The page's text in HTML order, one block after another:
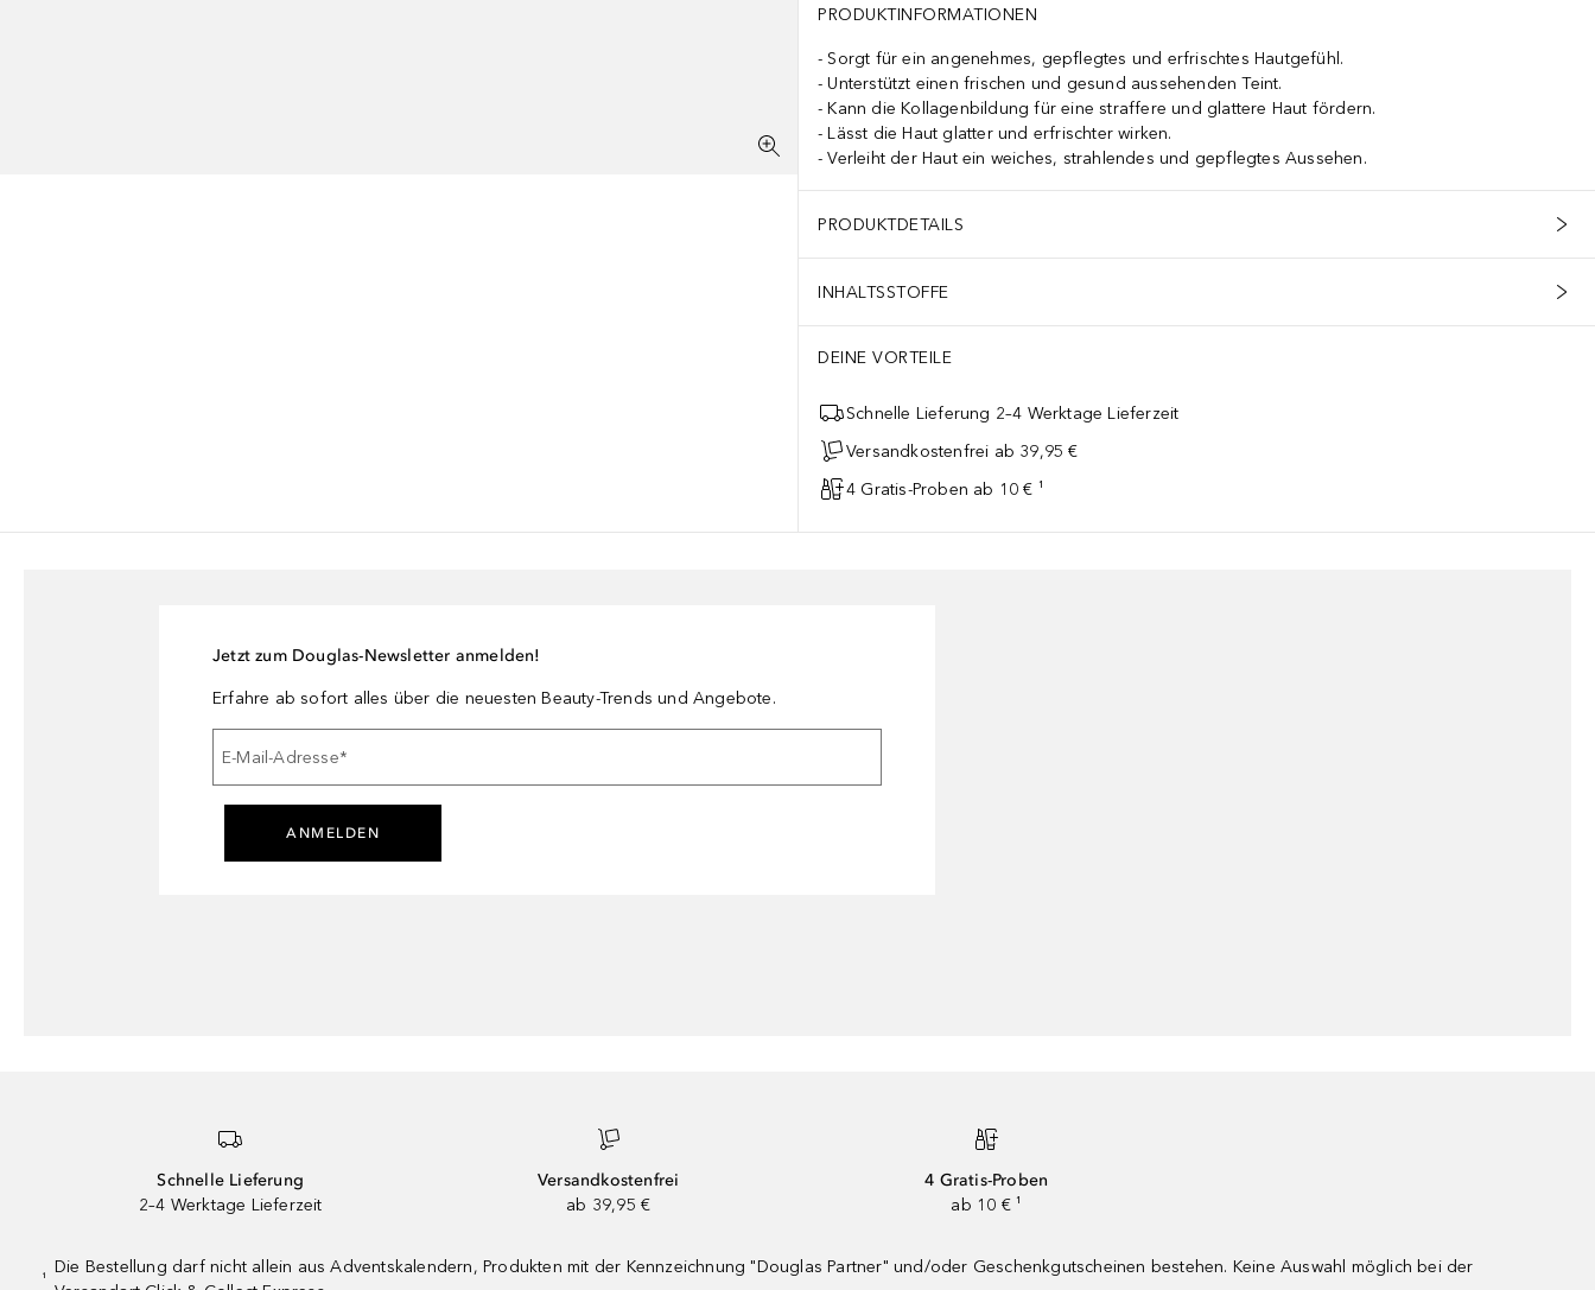
PRODUKTINFORMATIONEN
Sorgt für ein angenehmes, gepflegtes und erfrischtes Hautgefühl.
Unterstützt einen frischen und gesund aussehenden Teint.
Kann die Kollagenbildung für eine straffere und glattere Haut fördern.
Lässt die Haut glatter und erfrischter wirken.
Verleiht der Haut ein weiches, strahlendes und gepflegtes Aussehen.
PRODUKTDETAILS
INHALTSSTOFFE
DEINE VORTEILE
Schnelle Lieferung 2–4 Werktage Lieferzeit
Versandkostenfrei ab 39,95 €
4 Gratis-Proben ab 10 € ¹
Jetzt zum Douglas-Newsletter anmelden!
Erfahre ab sofort alles über die neuesten Beauty-Trends und Angebote.
E-Mail-Adresse*
ANMELDEN
Schnelle Lieferung
2–4 Werktage Lieferzeit
Versandkostenfrei
ab 39,95 €
4 Gratis-Proben
ab 10 € ¹
¹
Die Bestellung darf nicht allein aus Adventskalendern, Produkten mit der Kennzeichnung "Douglas Partner" und/oder Geschenkgutscheinen bestehen. Keine Auswahl möglich bei der